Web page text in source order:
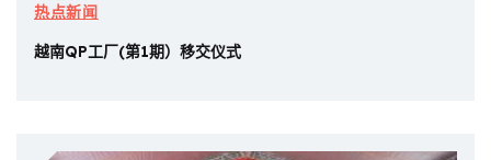
热点新闻
越南QP工厂(第1期）移交仪式